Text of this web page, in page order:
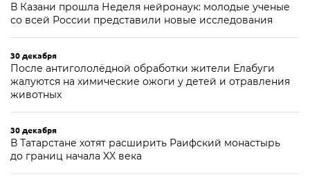
В Казани прошла Неделя нейронаук: молодые ученые
со всей России представили новые исследования
30 декабря
После антигололёдной обработки жители Елабуги
жалуются на химические ожоги у детей и отравления
животных
30 декабря
В Татарстане хотят расширить Раифский монастырь
до границ начала XX века